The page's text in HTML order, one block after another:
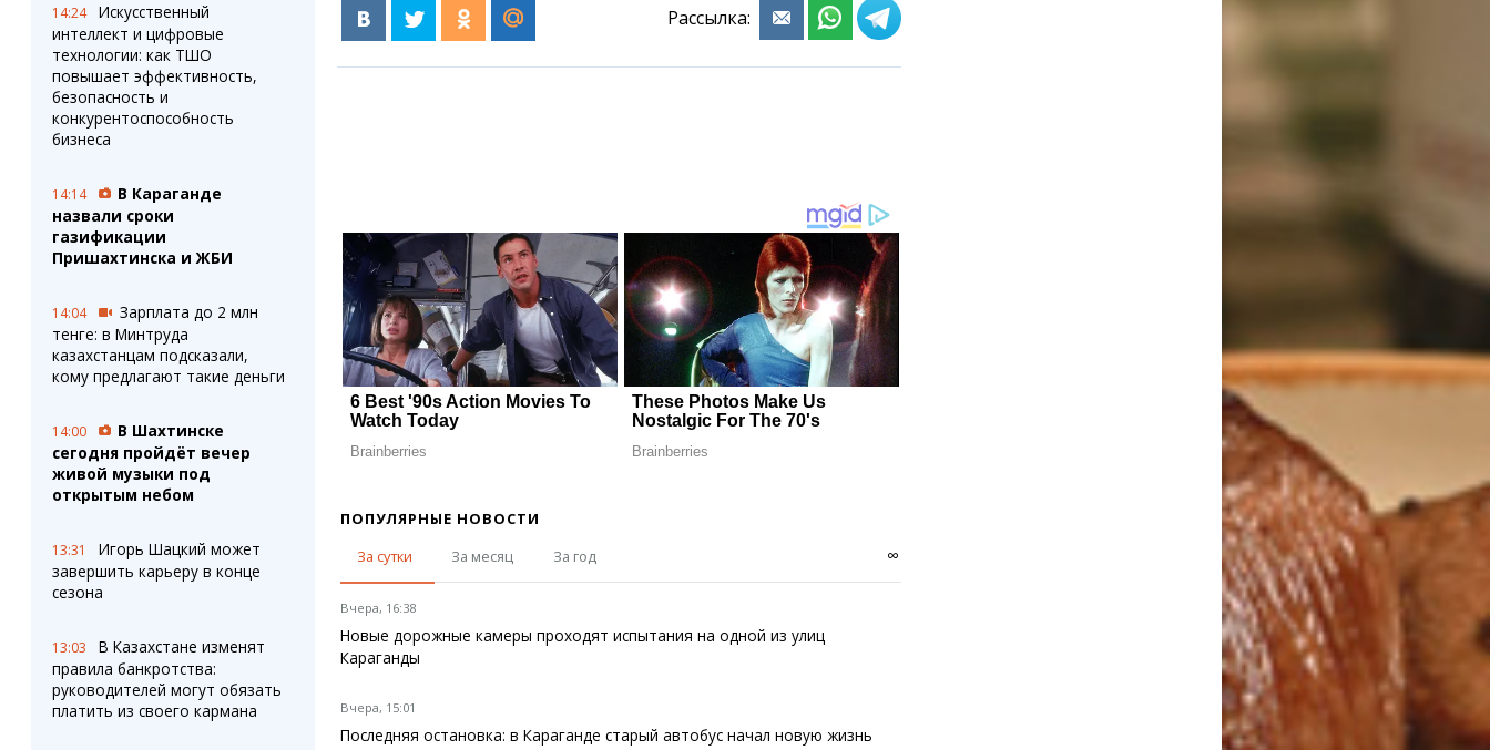
14:24
Искусственный
интеллект и цифровые
технологии: как ТШО
повышает эффективность,
безопасность и
конкурентоспособность
бизнеса
14:14
В Караганде
назвали сроки
газификации
Пришахтинска и ЖБИ
14:04
Зарплата до 2 млн
тенге: в Минтруда
казахстанцам подсказали,
кому предлагают такие деньги
14:00
В Шахтинске
сегодня пройдёт вечер
живой музыки под
открытым небом
13:31
Игорь Шацкий может
завершить карьеру в конце
сезона
13:03
В Казахстане изменят
правила банкротства:
руководителей могут обязать
платить из своего кармана
Рассылка:
ПОПУЛЯРНЫЕ НОВОСТИ
За сутки
За месяц За год ∞
Вчера, 16:38
Новые дорожные камеры проходят испытания на одной из улиц
Караганды
Вчера, 15:01
Последняя остановка: в Караганде старый автобус начал новую жизнь